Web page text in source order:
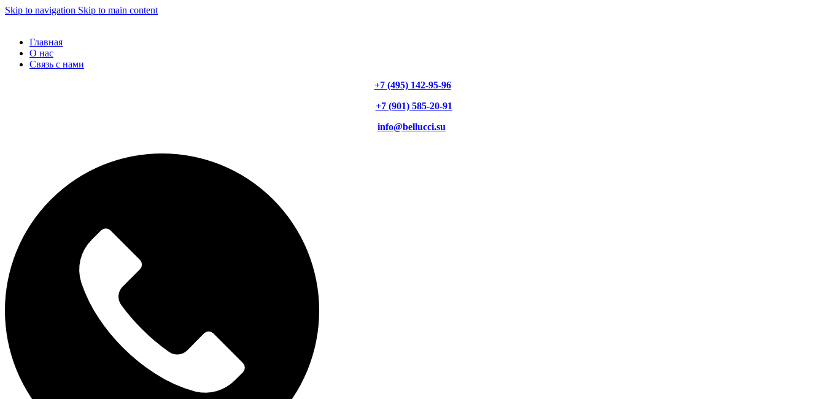
Skip to navigation Skip to main content
Главная
О нас
Связь с нами
+7 (495) 142-95-96
+7 (901) 585-20-91
info@bellucci.su